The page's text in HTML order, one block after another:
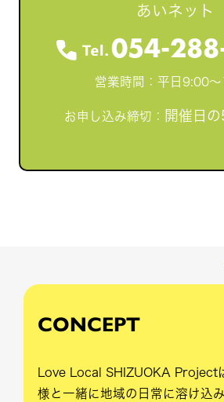
あいネット
054-
営業時間：平日9:00
お申し込み締切： 開催日
CONCEPT
Love Local SHIZUOKA Project
様と一緒に地域の日常に溶け込